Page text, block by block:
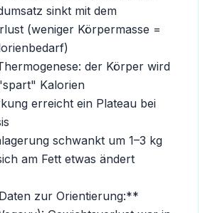
sinkt mit dem
(weniger Körpermasse =
der Körper wird
Kalorien
erreicht ein Plateau bei
schwankt um 1–3 kg
am Fett etwas ändert
zur Orientierung:**